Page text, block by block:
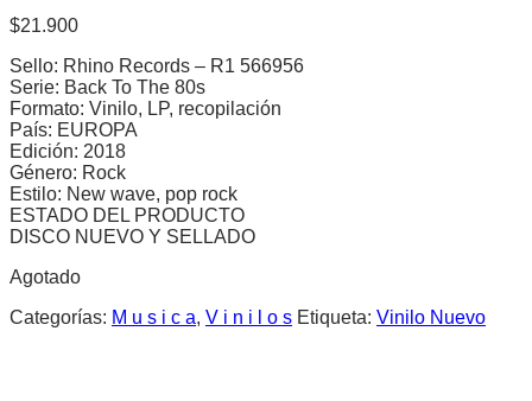
$21.900
Sello: Rhino Records – R1 566956
Serie: Back To The 80s
Formato: Vinilo, LP, recopilación
País: EUROPA
Edición: 2018
Género: Rock
Estilo: New wave, pop rock
ESTADO DEL PRODUCTO
DISCO NUEVO Y SELLADO
Agotado
Categorías: M u s i c a, V i n i l o s Etiqueta: Vinilo Nuevo